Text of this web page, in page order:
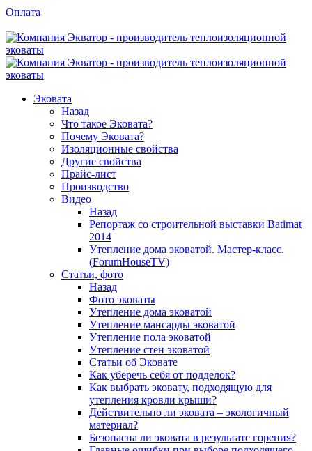
Оплата
Эковата
Назад
Что такое Эковата?
Почему Эковата?
Изоляционные свойства
Другие свойства
Прайс-лист
Производство
Видео
Назад
Репортаж со строительной выставки Batimat
2014
Утепление дома эковатой. Мастер-класс.
(ForumHouseTV)
Cтатьи, фото
Назад
Фото эковаты
Утепление дома эковатой
Утепление мансарды эковатой
Утепление пола эковатой
Утепление стен эковатой
Статьи об Эковате
Как уберечь себя от подделок?
Как выбрать эковату, подходящую для
утепления кровли крыши?
Действительно ли эковата – экологичный
материал?
Безопасна ли эковата в результате горения?